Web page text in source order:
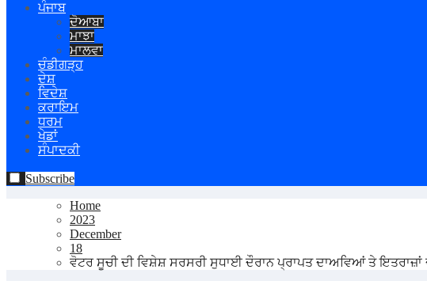
ਪੰਜਾਬ
ਦੋਆਬਾ
ਮਾਝਾ
ਮਾਲਵਾ
ਚੰਡੀਗੜ੍ਹ
ਦੇਸ਼
ਵਿਦੇਸ਼
ਕਰਾਇਮ
ਧਰਮ
ਖੇਡਾਂ
ਸੰਪਾਦਕੀ
Subscribe
Home
2023
December
18
ਵੋਟਰ ਸੂਚੀ ਦੀ ਵਿਸ਼ੇਸ਼ ਸਰਸਰੀ ਸੁਧਾਈ ਦੌਰਾਨ ਪ੍ਰਾਪਤ ਦਾਅਵਿਆਂ ਤੇ ਇਤਰਾਜ਼ਾਂ